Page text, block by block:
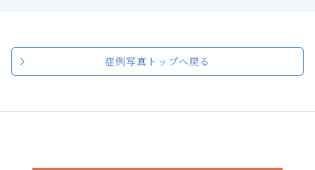
症例写真トップへ戻る